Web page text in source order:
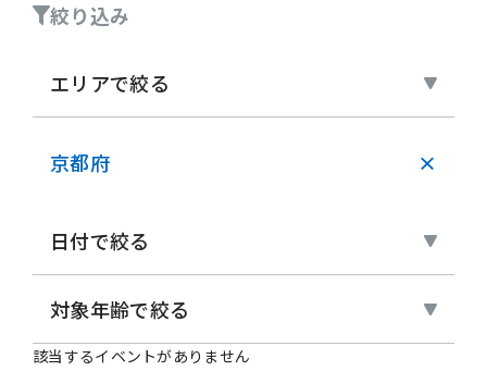
絞り込み
エリアで絞る
京都府 ×
日付で絞る
対象年齢で絞る
該当するイベントがありません